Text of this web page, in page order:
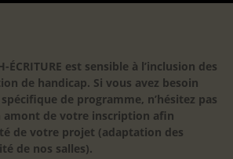
ÉCRITURE est sensible à l’inclusion des
de handicap. Si vous avez besoin
de programme, n’hésitez pas
amont de votre inscription afin
de votre projet (adaptation des
de nos salles).